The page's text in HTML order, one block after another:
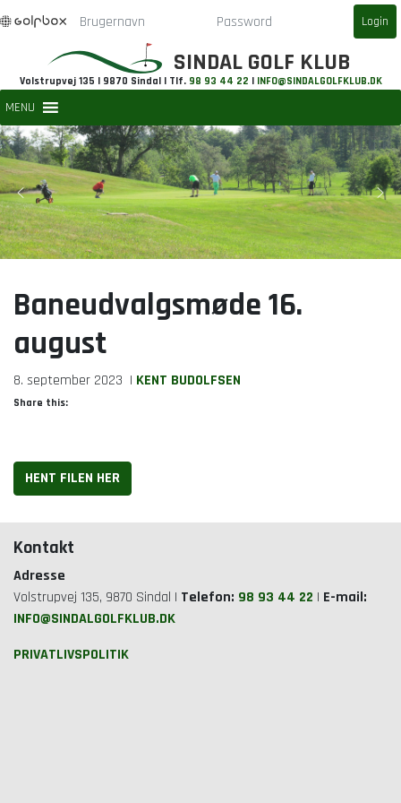
SINDAL GOLF KLUB
Volstrupvej 135 | 9870 Sindal | Tlf. 98 93 44 22 | INFO@SINDALGOLFKLUB.DK
MENU
Baneudvalgsmøde 16.
august
8. september 2023 | KENT BUDOLFSEN
Share this:
HENT FILEN HER
Kontakt
Adresse
Volstrupvej 135, 9870 Sindal | Telefon: 98 93 44 22 | E-mail:
INFO@SINDALGOLFKLUB.DK
PRIVATLIVSPOLITIK